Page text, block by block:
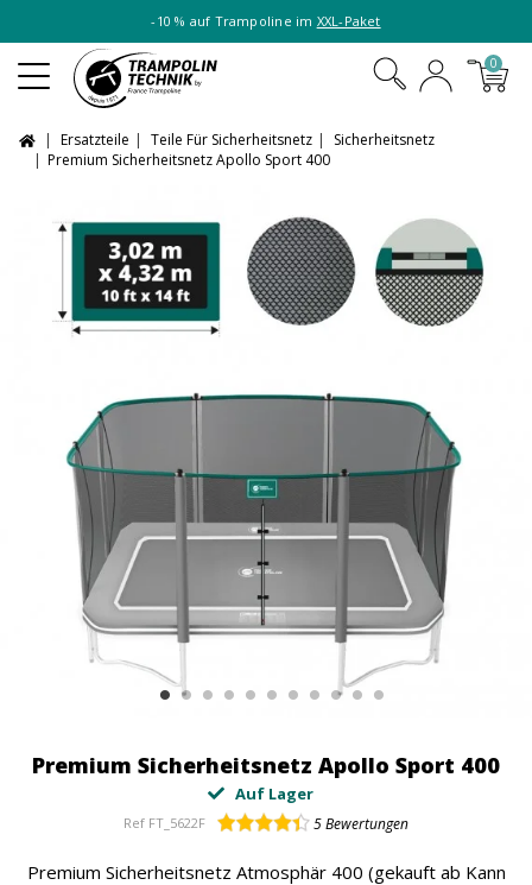
-10 % auf Trampoline im XXL-Paket
0
Ersatzteile Teile Für Sicherheitsnetz
Sicherheitsnetz
Premium Sicherheitsnetz Apollo Sport 400
Premium Sicherheitsnetz Apollo Sport 400
Auf Lager
Ref FT_5622F 5Bewertungen
Premium Sicherheitsnetz Atmosphär 400 (gekauft ab Kann